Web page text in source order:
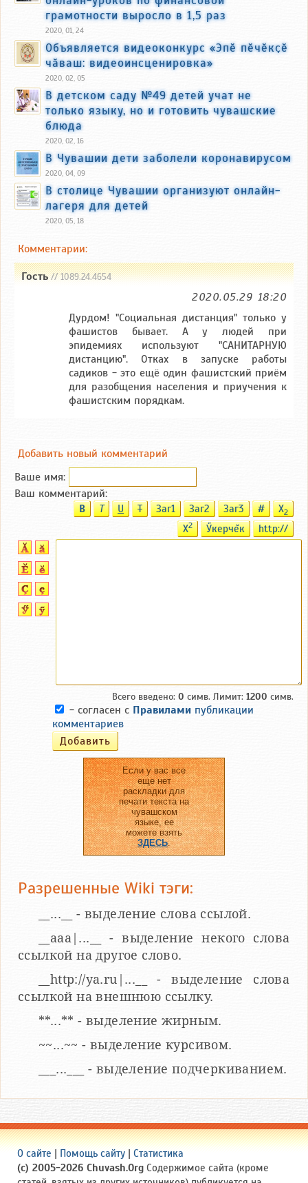
грамотности выросло в 1,5 раз
2020, 01, 24
Объявляется видеоконкурс «Эпӗ пӗчӗкҫӗ
чӑваш: видеоинсценировка»
2020, 02, 05
В детском саду №49 детей учат не
только языку, но и готовить чувашские
блюда
2020, 02, 16
В Чувашии дети заболели коронавирусом
2020, 04, 09
В столице Чувашии организуют онлайн-
лагеря для детей
2020, 05, 18
Комментарии:
Гость// 1089.24.4654
2020.05.29 18:20
Дурдом! "Социальная дистанция" только у
фашистов бывает. А у людей при
эпидемиях используют "САНИТАРНУЮ
дистанцию". Отках в запуске работы
садиков - это ещё один фашистский приём
для разобщения населения и приучения к
фашистским порядкам.
Добавить новый комментарий
Ваше имя:
Ваш комментарий:
B T U T Заг1 Заг2 Заг3 # X2
X2 Ӳкерчĕк http://
Всего введено: 0 симв. Лимит: 1200 симв.
- согласен с Правилами публикации
комментариев
Если у вас все
еще нет
раскладки для
печати текста на
чувашском
языке, ее
можете взять
ЗДЕСЬ.
Разрешенные Wiki тэги:
__...__ - выделение слова ссылой.
__aaa|...__ - выделение некого слова
ссылкой на другое слово.
__http://ya.ru|...__ - выделение слова
ссылкой на внешнюю ссылку.
**...** - выделение жирным.
~~...~~ - выделение курсивом.
___...___ - выделение подчеркиванием.
О сайте Помощь сайту
Статистика
(c) 2005-2026 Chuvash.Org Содержимое сайта (кроме